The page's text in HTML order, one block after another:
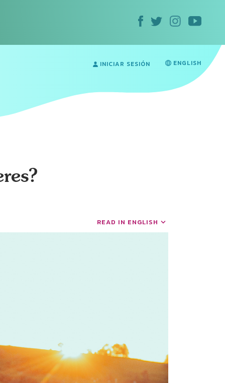
INICIAR SESIÓN ENGLISH
READ IN ENGLISH